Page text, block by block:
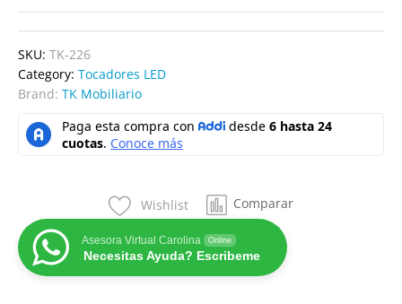
SKU: TK-226
Category: Tocadores LED
Brand: TK Mobiliario
Wishlist Comparar
Asesora Virtual Carolina Online
Necesitas Ayuda? Escribeme